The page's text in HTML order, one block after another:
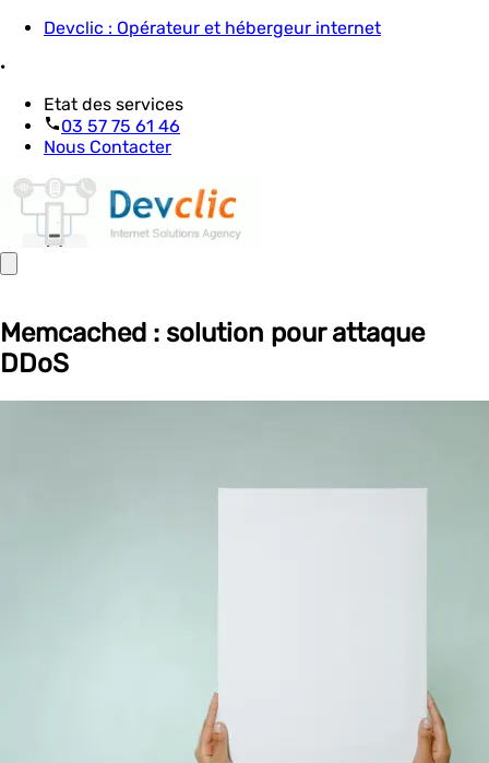
Devclic : Opérateur et hébergeur internet
·
Etat des services
03 57 75 61 46
Nous Contacter
Memcached : solution pour attaque
DDoS